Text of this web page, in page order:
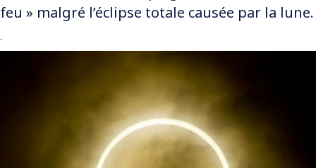
feu » malgré l’éclipse totale causée par la lune.
.